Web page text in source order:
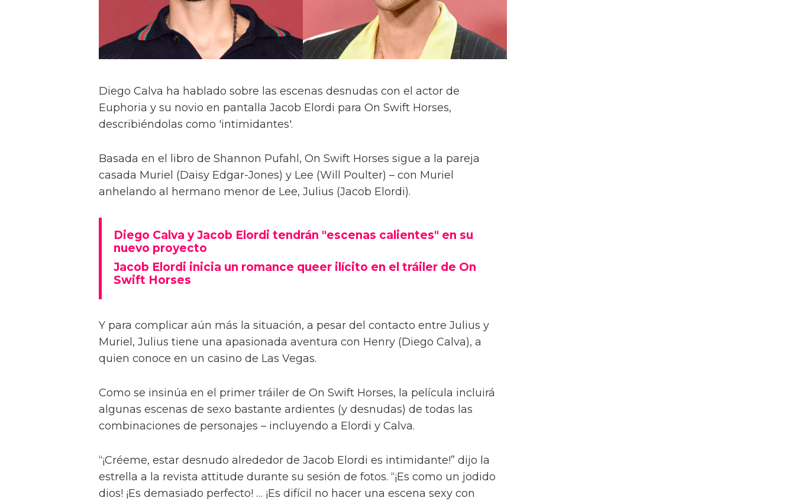
Diego Calva ha hablado sobre las escenas desnudas con el actor de
Euphoria y su novio en pantalla Jacob Elordi para On Swift Horses,
describiéndolas como 'intimidantes'.
Basada en el libro de Shannon Pufahl, On Swift Horses sigue a la pareja
casada Muriel (Daisy Edgar-Jones) y Lee (Will Poulter) – con Muriel
anhelando al hermano menor de Lee, Julius (Jacob Elordi).
Diego Calva y Jacob Elordi tendrán "escenas calientes" en su
nuevo proyecto
Jacob Elordi inicia un romance queer ilícito en el tráiler de On
Swift Horses
Y para complicar aún más la situación, a pesar del contacto entre Julius y
Muriel, Julius tiene una apasionada aventura con Henry (Diego Calva), a
quien conoce en un casino de Las Vegas.
Como se insinúa en el primer tráiler de On Swift Horses, la película incluirá
algunas escenas de sexo bastante ardientes (y desnudas) de todas las
combinaciones de personajes – incluyendo a Elordi y Calva.
“¡Créeme, estar desnudo alrededor de Jacob Elordi es intimidante!” dijo la
estrella a la revista attitude durante su sesión de fotos. “¡Es como un jodido
dios! ¡Es demasiado perfecto! … ¡Es difícil no hacer una escena sexy con